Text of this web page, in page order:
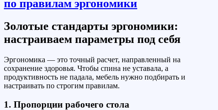
Золотые стандарты эргономики:
настраиваем параметры под себя
Эргономика — это точный расчет, направленный на
сохранение здоровья. Чтобы спина не уставала, а
продуктивность не падала, мебель нужно подбирать и
настраивать по строгим правилам.
1. Пропорции рабочего стола